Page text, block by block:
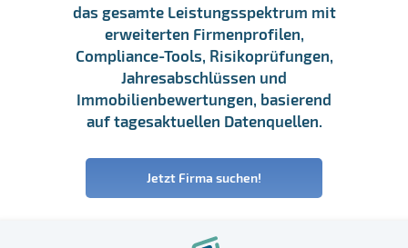
das gesamte Leistungsspektrum mit
erweiterten Firmenprofilen,
Compliance-Tools, Risikoprüfungen,
Jahresabschlüssen und
Immobilienbewertungen, basierend
auf tagesaktuellen Datenquellen.
Jetzt Firma suchen!